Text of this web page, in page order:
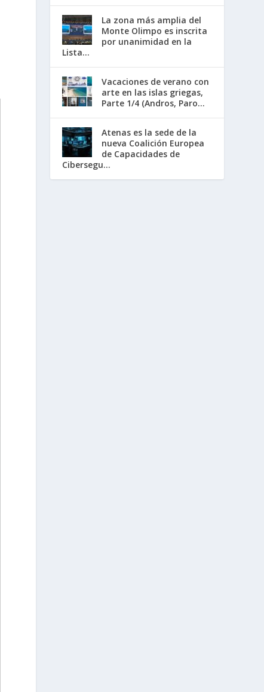
La zona más amplia del
Monte Olimpo es inscrita
por unanimidad en la
Lista...
Vacaciones de verano con
arte en las islas griegas,
Parte 1/4 (Andros, Paro...
Atenas es la sede de la
nueva Coalición Europea
de Capacidades de
Cibersegu...